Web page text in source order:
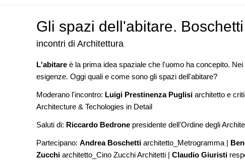
Gli spazi dell'abitare.
incontri di Architettura
L'abitare è la prima idea spaziale che l'uomo ha concepito.
esigenze. Oggi quali e come sono gli spazi dell'abitare?
Moderano l'incontro: Luigi Prestinenza Puglisi architetto e
Architecture & Techologies in Detail
Saluti di: Riccardo Bedrone presidente dell'Ordine degli
Partecipano: Andrea Boschetti architetto_Metrogramma |
Zucchi architetto_Cino Zucchi Architetti | Claudio Giuristi
UP-TO-DATE
accordi quadro da 219 milioni per
di architettura
NOTIZIE
architetture nella World Heritage List